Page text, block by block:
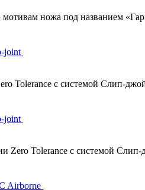
ножа под названием
Tolerance с системой Слип-
Zero Tolerance с системой